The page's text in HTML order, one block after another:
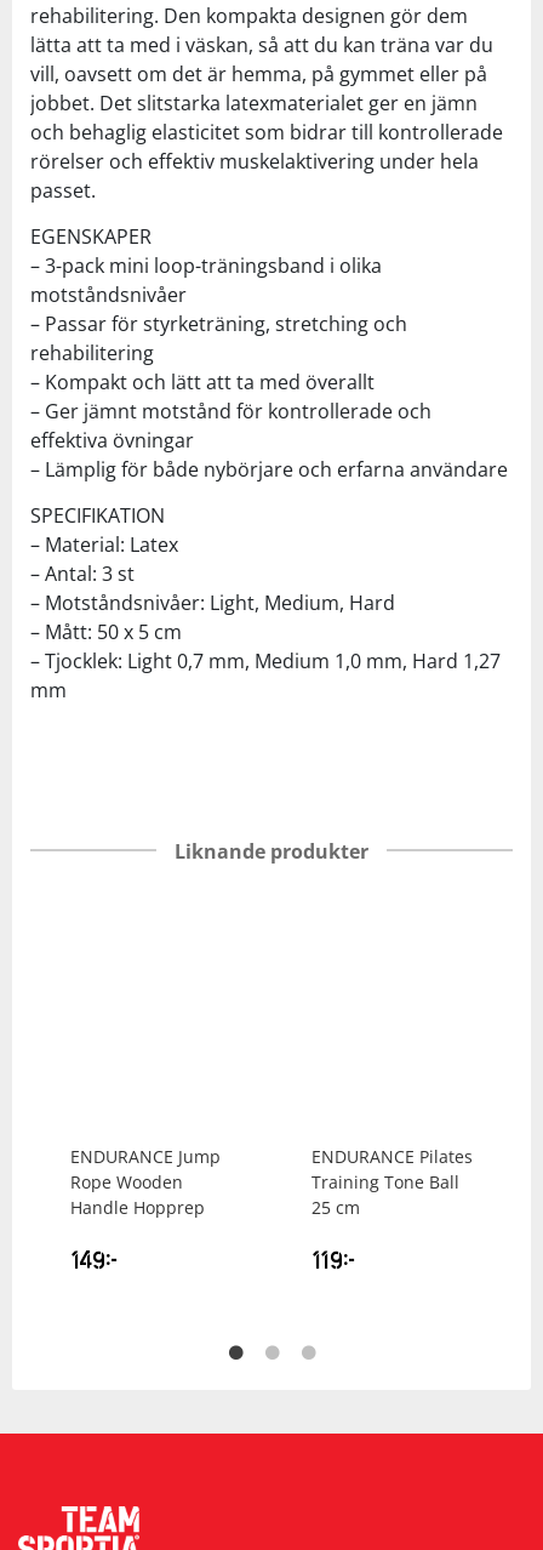
rehabilitering. Den kompakta designen gör dem
lätta att ta med i väskan, så att du kan träna var du
vill, oavsett om det är hemma, på gymmet eller på
jobbet. Det slitstarka latexmaterialet ger en jämn
och behaglig elasticitet som bidrar till kontrollerade
rörelser och effektiv muskelaktivering under hela
passet.
EGENSKAPER
– 3-pack mini loop-träningsband i olika
motståndsnivåer
– Passar för styrketräning, stretching och
rehabilitering
– Kompakt och lätt att ta med överallt
– Ger jämnt motstånd för kontrollerade och
effektiva övningar
– Lämplig för både nybörjare och erfarna användare
SPECIFIKATION
– Material: Latex
– Antal: 3 st
– Motståndsnivåer: Light, Medium, Hard
– Mått: 50 x 5 cm
– Tjocklek: Light 0,7 mm, Medium 1,0 mm, Hard 1,27
mm
Liknande produkter
ENDURANCE Jump
Rope Wooden
Handle Hopprep
149kr
ENDURANCE Pilates
Training Tone Ball
25 cm
119kr